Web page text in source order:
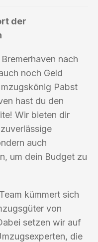
der
nach
noch Geld
Pabst
hast du den
Wir bieten dir
auch
um dein Budget zu
kümmert sich
von
setzen wir auf
die